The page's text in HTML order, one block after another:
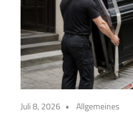
Juli 8, 2026 Allgemeines